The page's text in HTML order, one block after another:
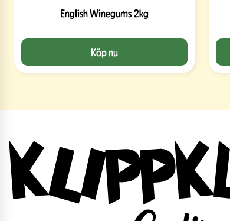
English Winegums 2kg
Köp nu